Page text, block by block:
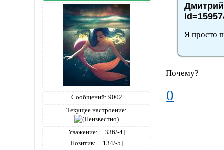
Сообщений: 9002
Текущее настроение:
Уважение: [+336/-4]
Позитив: [+134/-5]
Я просто
Почему?
0